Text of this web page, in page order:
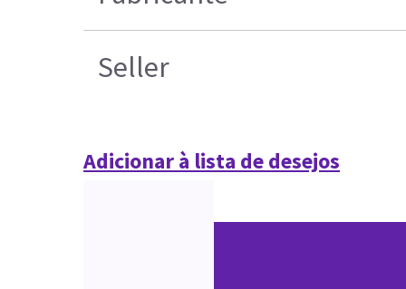
Seller
Adicionar à lista de desejos